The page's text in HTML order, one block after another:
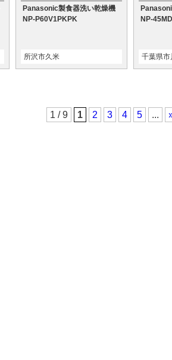
Panasonic製食器洗い乾燥機
NP-P60V1PKPK
所沢市久米
NP-
千葉県市
1 / 9 1 2 3 4 5 ...